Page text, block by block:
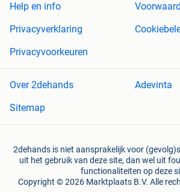
Help en info
Privacyverklaring
Privacyvoorkeuren
Over 2dehands
Adevinta
Sitemap
2dehands is niet aansprakelijk voor
uit het gebruik van deze site, dan wel uit
functionaliteiten op deze
Copyright © 2026 Marktplaats B.V. Alle